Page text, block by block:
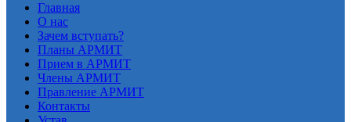
Главная
О нас
Зачем вступать?
Планы АРМИТ
Прием в АРМИТ
Члены АРМИТ
Правление АРМИТ
Контакты